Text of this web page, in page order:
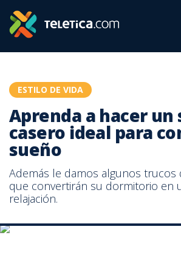
ESTILO DE VIDA
Aprenda a hacer un
casero ideal para
sueño
Además le damos algunos trucos
que convertirán su dormitorio en
relajación.